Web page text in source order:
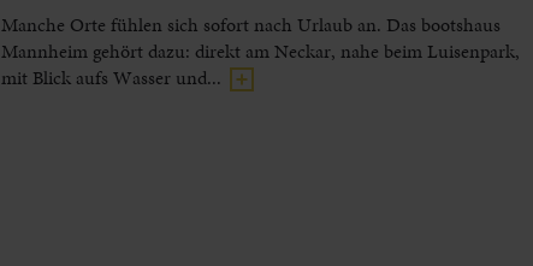
Manche Orte fühlen sich sofort nach Urlaub an. Das bootshaus
Mannheim gehört dazu: direkt am Neckar, nahe beim Luisenpark,
mit Blick aufs Wasser und...